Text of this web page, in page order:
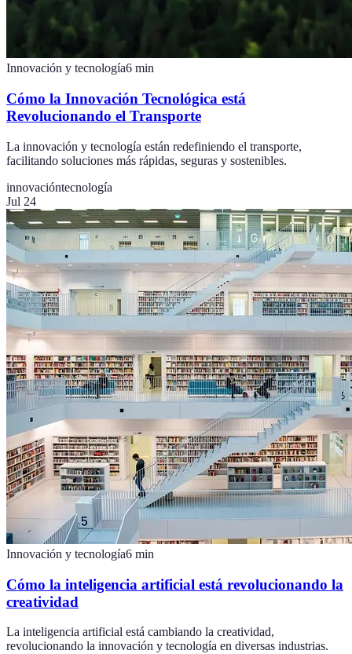
Innovación y tecnología6 min
Cómo la Innovación Tecnológica está
Revolucionando el Transporte
La innovación y tecnología están redefiniendo el transporte,
facilitando soluciones más rápidas, seguras y sostenibles.
innovacióntecnología
Jul 24
Innovación y tecnología6 min
Cómo la inteligencia artificial está revolucionando la
creatividad
La inteligencia artificial está cambiando la creatividad,
revolucionando la innovación y tecnología en diversas industrias.